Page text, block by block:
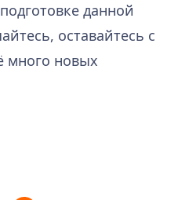
данной
оставайтесь с
много новых